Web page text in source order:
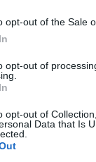
opt-out of the Sale
opt-out of
opt-out of
Data that Is
Ograniczanie